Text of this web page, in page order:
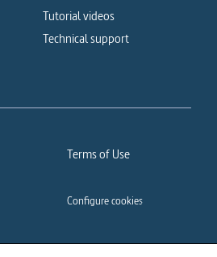
Tutorial videos
Technical support
Terms of Use
Configure cookies
Privacy policy